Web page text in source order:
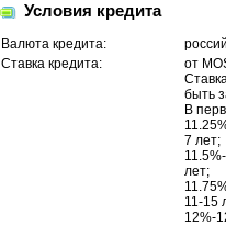
Условия кредита
Валюта кредита:
Ставка кредита:
от
быть
В
7 лет;
лет;
11-15
12%-